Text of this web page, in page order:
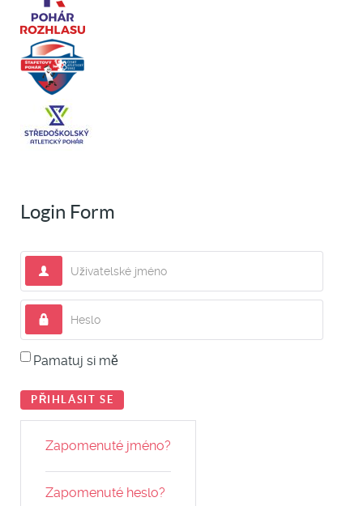
Login Form
Uživatelské jméno
Heslo
Pamatuj si mě
PŘIHLÁSIT SE
Zapomenuté jméno?
Zapomenuté heslo?